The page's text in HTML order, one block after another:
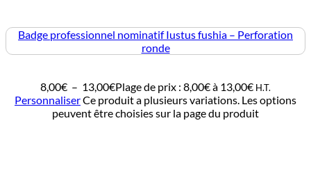
Badge professionnel nominatif Iustus fushia – Perforation
ronde
8,00€ – 13,00€Plage de prix : 8,00€ à 13,00€ H.T.
PersonnaliserCe produit a plusieurs variations. Les options
peuvent être choisies sur la page du produit